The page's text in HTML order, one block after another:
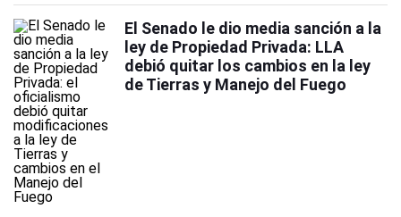
El Senado le dio media sanción a la
ley de Propiedad Privada: LLA
debió quitar los cambios en la ley
de Tierras y Manejo del Fuego